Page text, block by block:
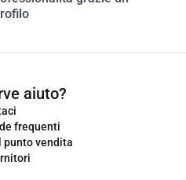
aiuto?
frequenti
punto vendita